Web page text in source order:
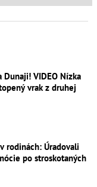
Dunaji! VIDEO Nízka
vrak z druhej
rodinách: Úradovali
po stroskotaných